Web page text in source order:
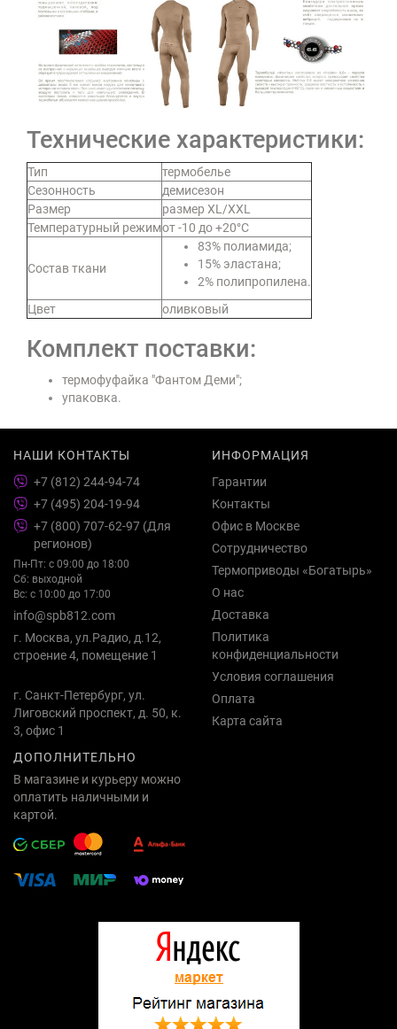
Технические характеристики:
Тип
термобелье
Сезонность
демисезон
Размер
размер XL/XXL
Температурный режимот -10 до +20°C
Состав ткани
83% полиамида;
15% эластана;
2% полипропилена.
Цвет
оливковый
Комплект поставки:
термофуфайка "Фантом Деми";
упаковка.
НАШИ КОНТАКТЫ
+7 (812) 244-94-74
+7 (495) 204-19-94
+7 (800) 707-62-97 (Для
регионов)
Пн-Пт: с 09:00 до 18:00
Сб: выходной
Вс: с 10:00 до 17:00
info@spb812.com
г. Москва, ул.Радио, д.12,
строение 4, помещение 1
г. Санкт-Петербург, ул.
Лиговский проспект, д. 50, к.
3, офис 1
ИНФОРМАЦИЯ
Гарантии
Контакты
Офис в Москве
Сотрудничество
Термоприводы «Богатырь»
О нас
Доставка
Политика
конфиденциальности
Условия соглашения
Оплата
Карта сайта
ДОПОЛНИТЕЛЬНО
В магазине и курьеру можно
оплатить наличными и
картой.